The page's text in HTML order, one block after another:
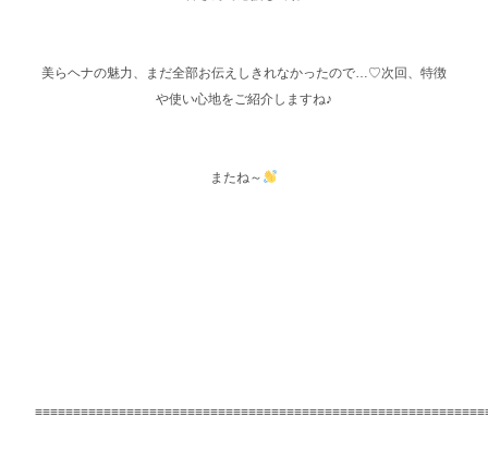
美らヘナの魅力、まだ全部お伝えしきれなかったので…♡次回、特徴
や使い心地をご紹介しますね♪
またね～